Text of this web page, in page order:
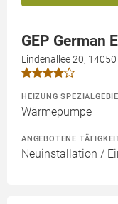
GEP German
Lindenallee 20,
HEIZUNG
Wärmepumpe
ANGEBOTENE
Neuinstallation /